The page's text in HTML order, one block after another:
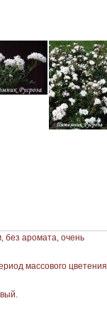
без аромата, очень
массового цветения